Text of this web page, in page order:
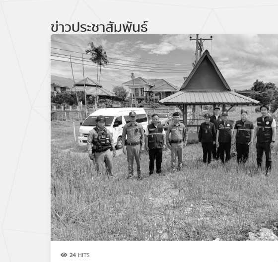
ข่าวประชาสัมพันธ์
24 HITS